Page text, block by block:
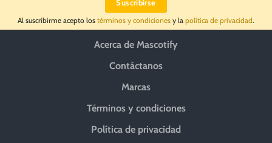
Al suscribirme acepto los términos y condiciones y la política de privacidad.
Acerca de Mascotify
Contáctanos
Marcas
Términos y condiciones
Política de privacidad